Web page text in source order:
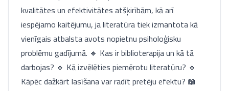
kvalitātes un efektivitātes atšķirībām, kā arī
iespējamo kaitējumu, ja literatūra tiek izmantota kā
vienīgais atbalsta avots nopietnu psiholoģisku
problēmu gadījumā. 🔹 Kas ir biblioterapija un kā tā
darbojas? 🔹 Kā izvēlēties piemērotu literatūru? 🔹
Kāpēc dažkārt lasīšana var radīt pretēju efektu? 📖